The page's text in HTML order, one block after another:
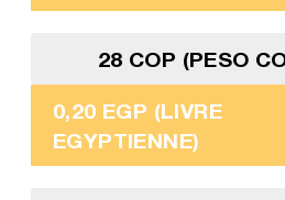
28 COP (PESO
0,20 EGP (LIVRE
EGYPTIENNE)